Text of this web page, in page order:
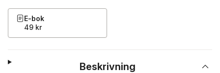
E-bok
49 kr
Beskrivning